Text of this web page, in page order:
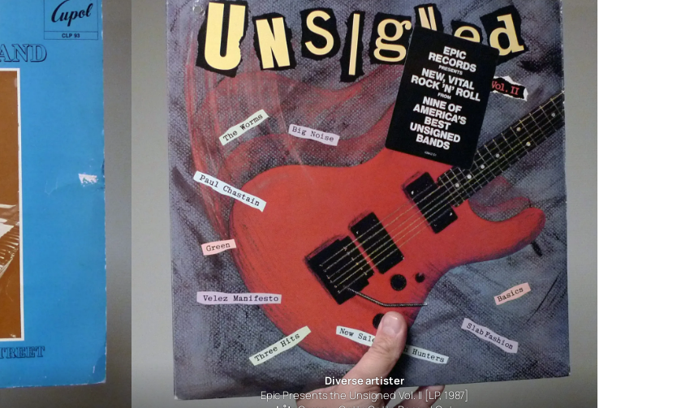
Diverse artister
Epic Presents the Unsigned Vol. II[LP, 1987]